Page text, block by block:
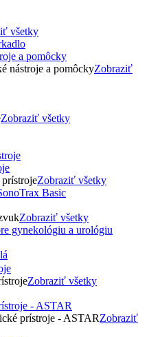
všetky
a pomôcky
nástroje a pomôckyZobraziť
Zobraziť všetky
Zobraziť všetky
Zobraziť všetky
Zobraziť všetky
- ASTAR
prístroje - ASTARZobraziť